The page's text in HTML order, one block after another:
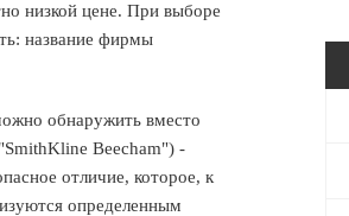
низкой цене. При выборе
название фирмы
обнаружить вместо
"SmithKline Beecham") -
отличие, которое, к
определенным